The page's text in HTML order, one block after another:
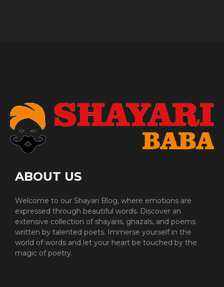
ABOUT US
Welcome to our Shayari Blog, where emotions are
expressed through beautiful words. Discover an
extensive collection of shayaris, ghazals, and poems
written by talented poets. Immerse yourself in the
world of words and let your heart be touched by the
magic of poetry.